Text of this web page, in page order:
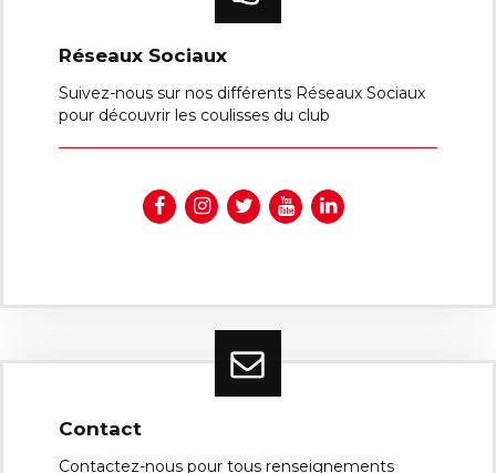
Réseaux Sociaux
Suivez-nous sur nos différents Réseaux Sociaux
pour découvrir les coulisses du club
Contact
Contactez-nous pour tous renseignements